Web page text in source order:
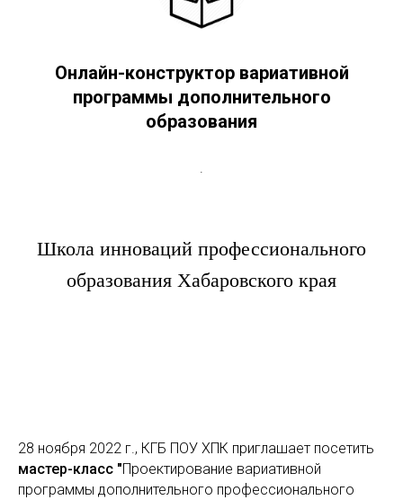
Онлайн-конструктор вариативной
программы дополнительного
образования
.
Школа инноваций профессионального
образования Хабаровского края
28 ноября 2022 г., КГБ ПОУ ХПК приглашает посетить
мастер-класс "Проектирование вариативной
программы дополнительного профессионального